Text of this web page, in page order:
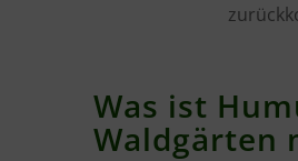
Was ist
Waldgärten